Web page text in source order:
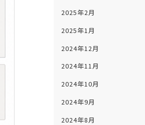
2025年2月
2025年1月
2024年12月
2024年11月
2024年10月
2024年9月
2024年8月